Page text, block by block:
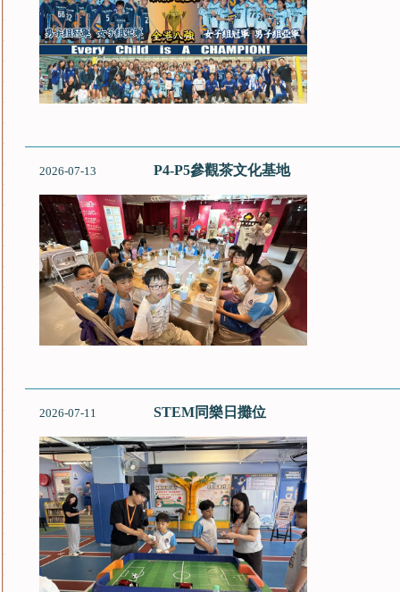
2026-07-13 P4-P5參觀茶文化基地
2026-07-11 STEM同樂日攤位